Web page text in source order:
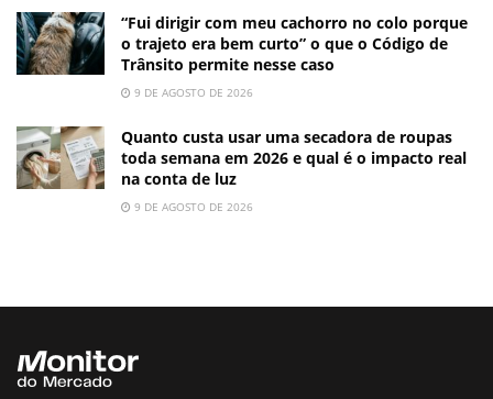
“Fui dirigir com meu cachorro no colo porque
o trajeto era bem curto” o que o Código de
Trânsito permite nesse caso
9 DE AGOSTO DE 2026
Quanto custa usar uma secadora de roupas
toda semana em 2026 e qual é o impacto real
na conta de luz
9 DE AGOSTO DE 2026